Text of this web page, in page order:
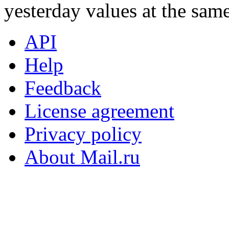
yesterday values at the
API
Help
Feedback
License agreement
Privacy policy
About Mail.ru